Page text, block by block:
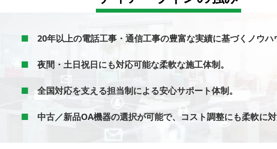
■ 20年以上の電話工事・通信工事の豊富な実績に基づくノウハ
■ 夜間・土日祝日にも対応可能な柔軟な施工体制。
■ 全国対応を支える担当制による安心サポート体制。
■ 中古／新品OA機器の選択が可能で、コスト調整にも柔軟に